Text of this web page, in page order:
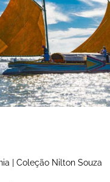
| Coleção Nilton Souza